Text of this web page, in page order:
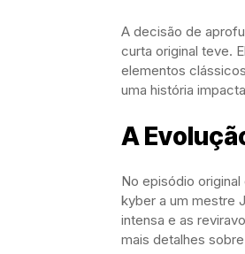
A decisão de
curta original teve.
elementos
uma história
A
No episódio
kyber a um mestre
intensa e as
mais detalhes